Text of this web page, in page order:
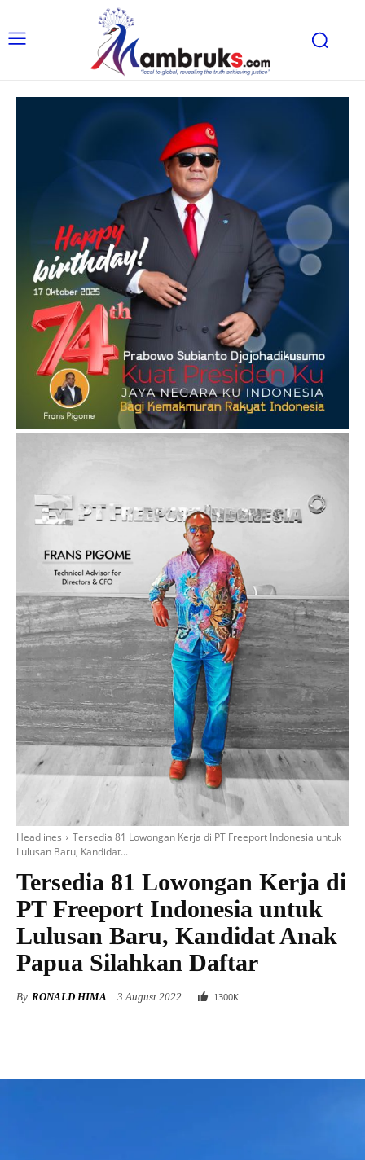
Headlines
Tersedia 81 Lowongan Kerja di PT Freeport Indonesia untuk
Lulusan Baru, Kandidat...
Tersedia 81 Lowongan Kerja di
PT Freeport Indonesia untuk
Lulusan Baru, Kandidat Anak
Papua Silahkan Daftar
By RONALD HIMA 3 August 2022 1300K